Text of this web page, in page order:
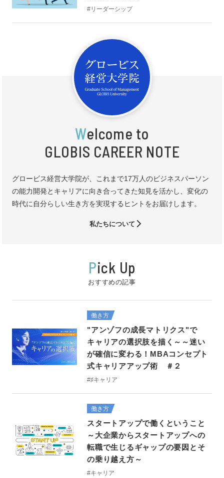
#リーダーシップ
Welcome to
GLOBIS CAREER NOTE
グロービス経営大学院が、これまで17万人のビジネスパーソン
の能力開発とキャリアに向き合ってきた知見を活かし、変化の
時代に自分らしい生き方を実現するヒントをお届けします。
私たちについて
Pick Up
おすすめの記事
働き方
"アンゾフの成長マトリクス"で
キャリアの選択肢を描く～～迷い
が確信に変わる！MBAコンセプト
式キャリアアップ術 ＃２
#♯キャリア
働き方
スタートアップで働くということ
～大企業からスタートアップへの
転職で生じるギャップの要因とそ
の乗り越え方～
#キャリア